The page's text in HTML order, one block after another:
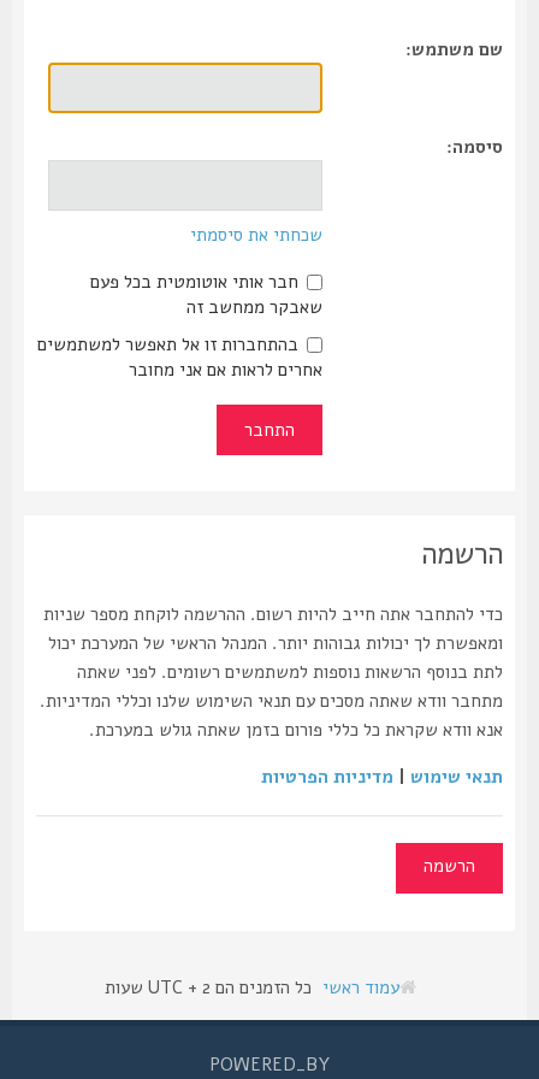
שם משתמש:
סיסמה:
שכחתי את סיסמתי
חבר אותי אוטומטית בכל פעם
שאבקר ממחשב זה
בהתחברות זו אל תאפשר למשתמשים
אחרים לראות אם אני מחובר
הרשמה
כדי להתחבר אתה חייב להיות רשום. ההרשמה לוקחת מספר שניות
ומאפשרת לך יכולות גבוהות יותר. המנהל הראשי של המערכת יכול
לתת בנוסף הרשאות נוספות למשתמשים רשומים. לפני שאתה
מתחבר וודא שאתה מסכים עם תנאי השימוש שלנו וכללי המדיניות.
אנא וודא שקראת כל כללי פורום בזמן שאתה גולש במערכת.
תנאי שימוש|מדיניות הפרטיות
הרשמה
עמוד ראשי כל הזמנים הם UTC + 2 שעות
POWERED_BY